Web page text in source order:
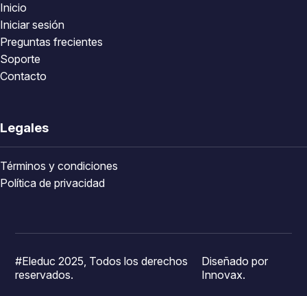
Inicio
Iniciar sesión
Preguntas frecientes
Soporte
Contacto
Legales
Términos y condiciones
Política de privacidad
#Eleduc 2025, Todos los derechos
reservados.
Diseñado por
Innovax.